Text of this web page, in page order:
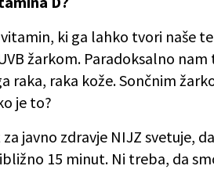
ki ga lahko tvori naše
žarkom. Paradoksalno
raka, raka kože. Sončnim
je to?
javno zdravje NIJZ svetuje,
15 minut. Ni treba, da